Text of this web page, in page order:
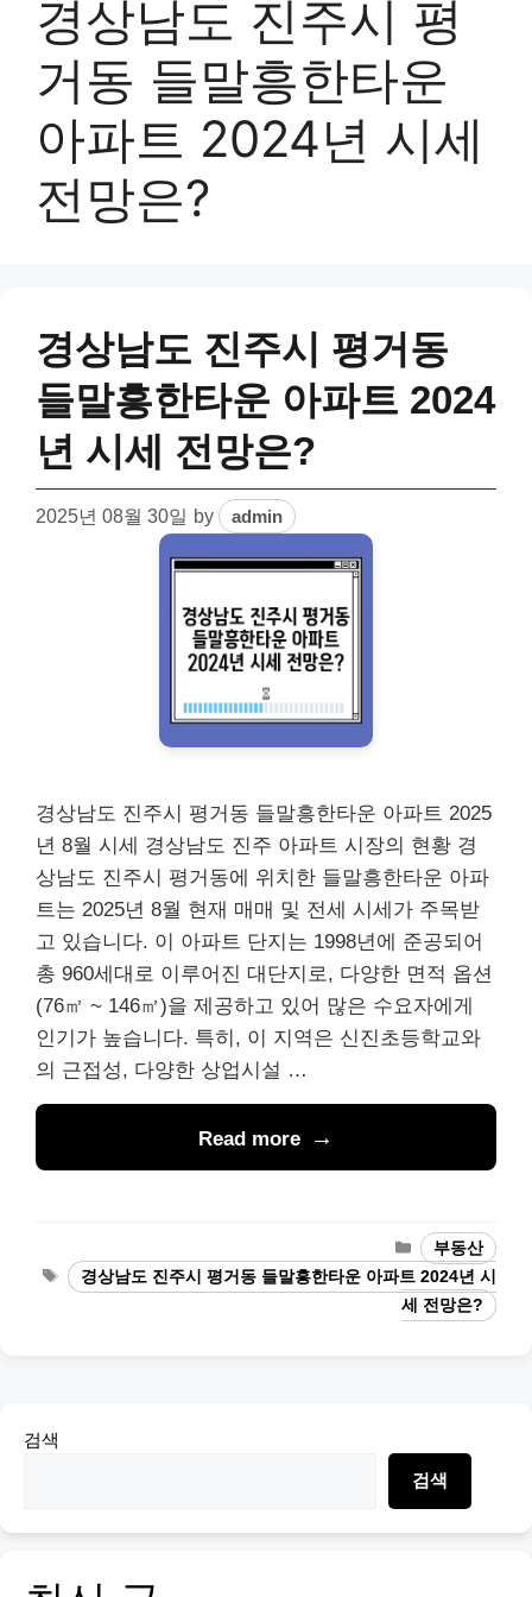
경상남도 진주시 평
거동 들말흥한타운
아파트 2024년 시세
전망은?
경상남도 진주시 평거동
들말흥한타운 아파트 2024
년 시세 전망은?
2025년 08월 30일 by admin
경상남도 진주시 평거동 들말흥한타운 아파트 2025
년 8월 시세 경상남도 진주 아파트 시장의 현황 경
상남도 진주시 평거동에 위치한 들말흥한타운 아파
트는 2025년 8월 현재 매매 및 전세 시세가 주목받
고 있습니다. 이 아파트 단지는 1998년에 준공되어
총 960세대로 이루어진 대단지로, 다양한 면적 옵션
(76㎡ ~ 146㎡)을 제공하고 있어 많은 수요자에게
인기가 높습니다. 특히, 이 지역은 신진초등학교와
의 근접성, 다양한 상업시설 …
Read more
Categories
부동산
Tags경상남도 진주시 평거동 들말흥한타운 아파트 2024년 시
세 전망은?
검색
검색